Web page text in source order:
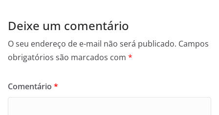
Deixe um comentário
O seu endereço de e-mail não será publicado. Campos
obrigatórios são marcados com *
Comentário *